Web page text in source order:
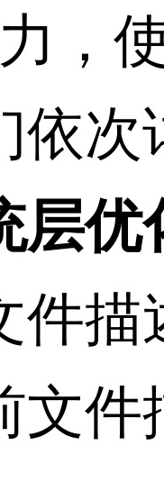
，
依次
层优
件描
文件